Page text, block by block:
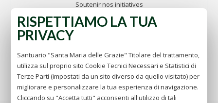
Soutenir nos initiatives
aller
RISPETTIAMO LA TUA
PRIVACY
Santuario "Santa Maria delle Grazie" Titolare del trattamento,
utilizza sul proprio sito Cookie Tecnici Necessari e Statistici di
Terze Parti (impostati da un sito diverso da quello visitato) per
migliorare e personalizzare la tua esperienza di navigazione.
Cliccando su "Accetta tutti" acconsenti all'utilizzo di tali